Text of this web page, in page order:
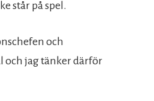
står på spel.
och
och jag tänker därför